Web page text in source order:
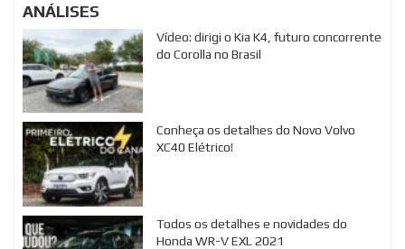
ANÁLISES
Vídeo: dirigi o Kia K4, futuro concorrente
do Corolla no Brasil
Conheça os detalhes do Novo Volvo
XC40 Elétrico!
Todos os detalhes e novidades do
Honda WR-V EXL 2021